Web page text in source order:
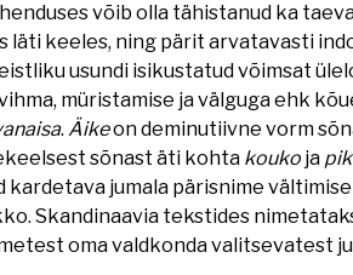
võib olla tähistanud ka
läti keeles, ning pärit arvatavasti
usundi isikustatud võimsat
müristamise ja välguga ehk
. Äikeon deminutiivne vorm
sõnast äti kohta kouko ja
kardetava jumala pärisnime
Skandinaavia tekstides
oma valdkonda valitsevatest